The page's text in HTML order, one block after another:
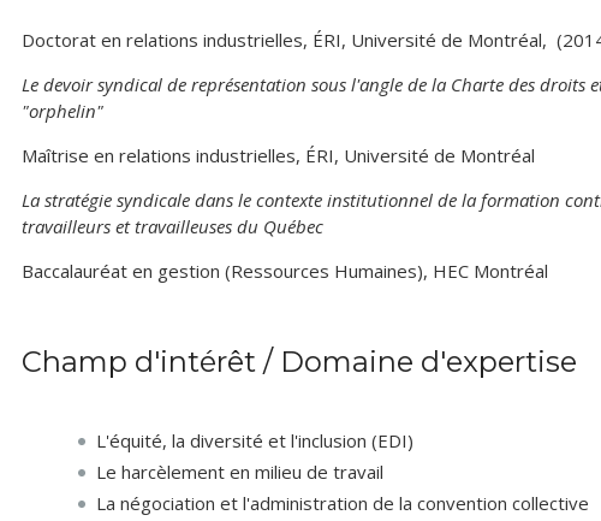
Doctorat en relations industrielles, ÉRI, Université de Montréal,
Le devoir syndical de représentation sous l'angle de la Charte des droits
"orphelin"
Maîtrise en relations industrielles, ÉRI, Université de Montréal
La stratégie syndicale dans le contexte institutionnel de la formation
travailleurs et travailleuses du Québec
Baccalauréat en gestion (Ressources Humaines), HEC Montréal
Champ d'intérêt / Domaine d'expertise
L'équité, la diversité et l'inclusion (EDI)
Le harcèlement en milieu de travail
La négociation et l'administration de la convention collective